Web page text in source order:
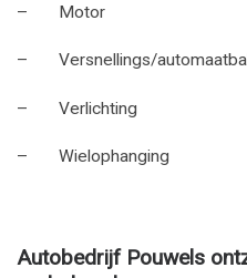
– Motor
– Versnellings/
– Verlichting
– Wielophanging
Autobedrijf Pouwels